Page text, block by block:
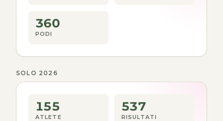
360
PODI
SOLO 2026
155
ATLETE
537
RISULTATI